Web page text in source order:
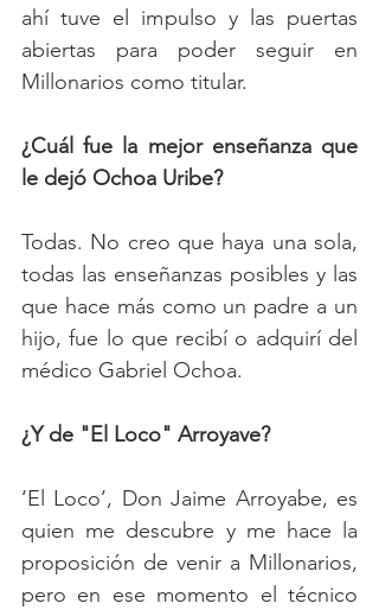
ahí tuve el impulso y las puertas
abiertas para poder seguir en
Millonarios como titular.
¿Cuál fue la mejor enseñanza que
le dejó Ochoa Uribe?
Todas. No creo que haya una sola,
todas las enseñanzas posibles y las
que hace más como un padre a un
hijo, fue lo que recibí o adquirí del
médico Gabriel Ochoa.
¿Y de "El Loco" Arroyave?
‘El Loco’, Don Jaime Arroyabe, es
quien me descubre y me hace la
proposición de venir a Millonarios,
pero en ese momento el técnico